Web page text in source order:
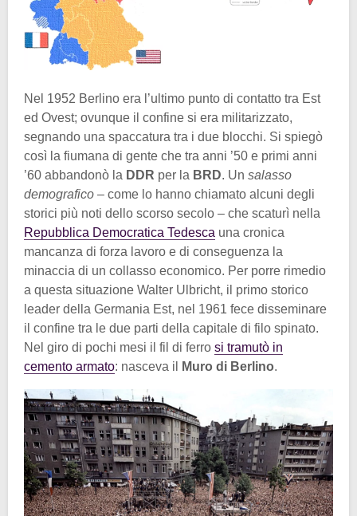
Nel 1952 Berlino era l’ultimo punto di contatto tra Est
ed Ovest; ovunque il confine si era militarizzato,
segnando una spaccatura tra i due blocchi. Si spiegò
così la fiumana di gente che tra anni ’50 e primi anni
’60 abbandonò la DDR per la BRD. Un salasso
demografico – come lo hanno chiamato alcuni degli
storici più noti dello scorso secolo – che scaturì nella
Repubblica Democratica Tedesca una cronica
mancanza di forza lavoro e di conseguenza la
minaccia di un collasso economico. Per porre rimedio
a questa situazione Walter Ulbricht, il primo storico
leader della Germania Est, nel 1961 fece disseminare
il confine tra le due parti della capitale di filo spinato.
Nel giro di pochi mesi il fil di ferro si tramutò in
cemento armato: nasceva il Muro di Berlino.